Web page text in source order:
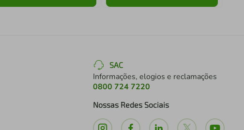
SAC
Informações, elogios e reclamações
0800 724 7220
Nossas Redes Sociais